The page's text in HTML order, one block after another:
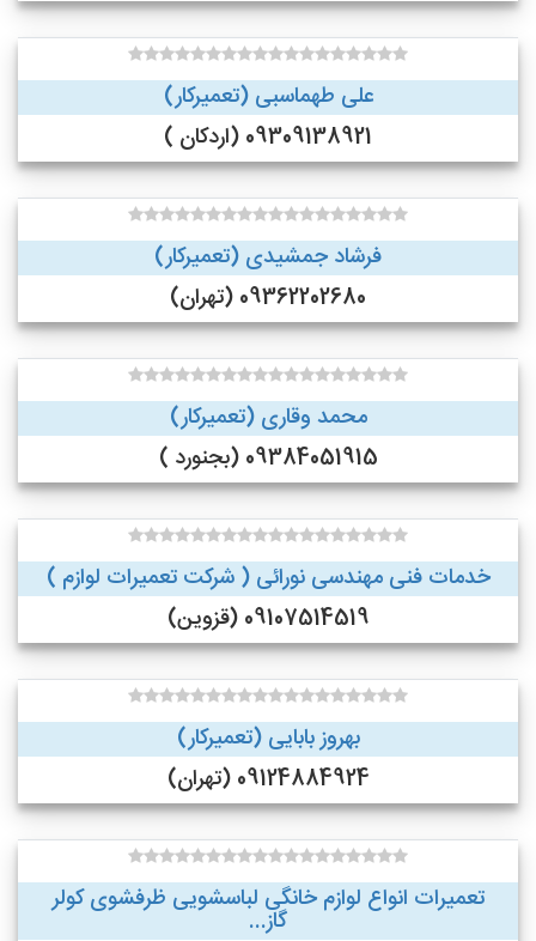
علی طهماسبی (تعمیرکار)
09309138921 (اردکان )
فرشاد جمشیدی (تعمیرکار)
09362202680 (تهران)
محمد وقاری (تعمیرکار)
09384051915 (بجنورد )
خدمات فنی مهندسی نورائی ( شرکت تعمیرات لوازم )
09107514519 (قزوین)
بهروز بابایی (تعمیرکار)
09124884924 (تهران)
تعمیرات انواع لوازم خانگی لباسشویی ظرفشوی کولر
گاز...